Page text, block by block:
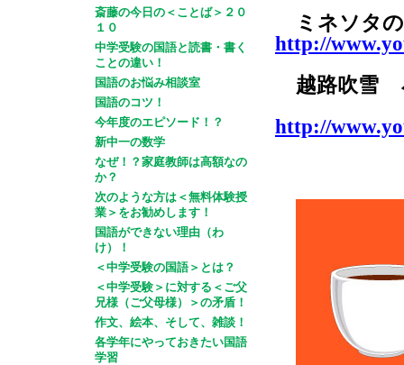
斎藤の今日の＜ことば＞２０
１０
中学受験の国語と読書・書く
ことの違い！
国語のお悩み相談室
国語のコツ！
今年度のエピソード！？
新中一の数学
なぜ！？家庭教師は高額なの
か？
次のような方は＜無料体験授
業＞をお勧めします！
国語ができない理由（わ
け）！
＜中学受験の国語＞とは？
＜中学受験＞に対する＜ご父
兄様（ご父母様）＞の矛盾！
作文、絵本、そして、雑談！
各学年にやっておきたい国語
学習
ミネソタ
http://
越路吹雪
http://